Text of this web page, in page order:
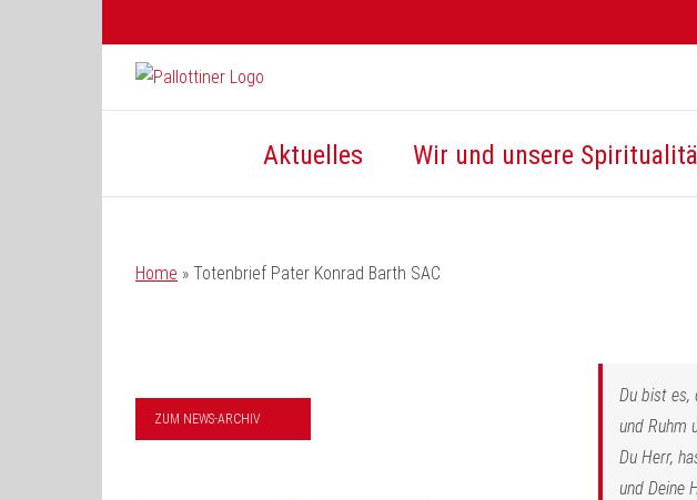
Aktuelles Wir und unsere
Home » Totenbrief Pater Konrad Barth SAC
ZUM NEWS-ARCHIV
Du bist es,
und Ruhm
Du Herr,
und Deine